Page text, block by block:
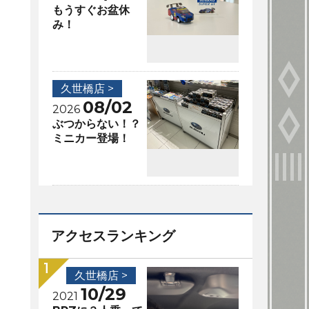
もうすぐお盆休
み！
久世橋店 >
2026 08/02
ぶつからない！？
ミニカー登場！
アクセスランキング
久世橋店 >
2021 10/29